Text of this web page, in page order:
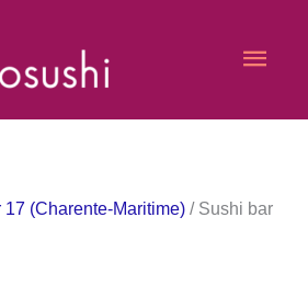
17 (Charente-Maritime) / Sushi bar